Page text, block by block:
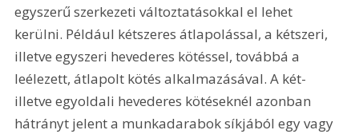
egyszerű szerkezeti változtatásokkal el lehet
kerülni. Például kétszeres átlapolással, a kétszeri,
illetve egyszeri hevederes kötéssel, továbbá a
leélezett, átlapolt kötés alkalmazásával. A két-
illetve egyoldali hevederes kötéseknél azonban
hátrányt jelent a munkadarabok síkjából egy vagy